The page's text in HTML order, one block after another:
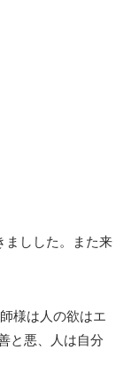
ましした。また来
様は人の欲はエ
と悪、人は自分